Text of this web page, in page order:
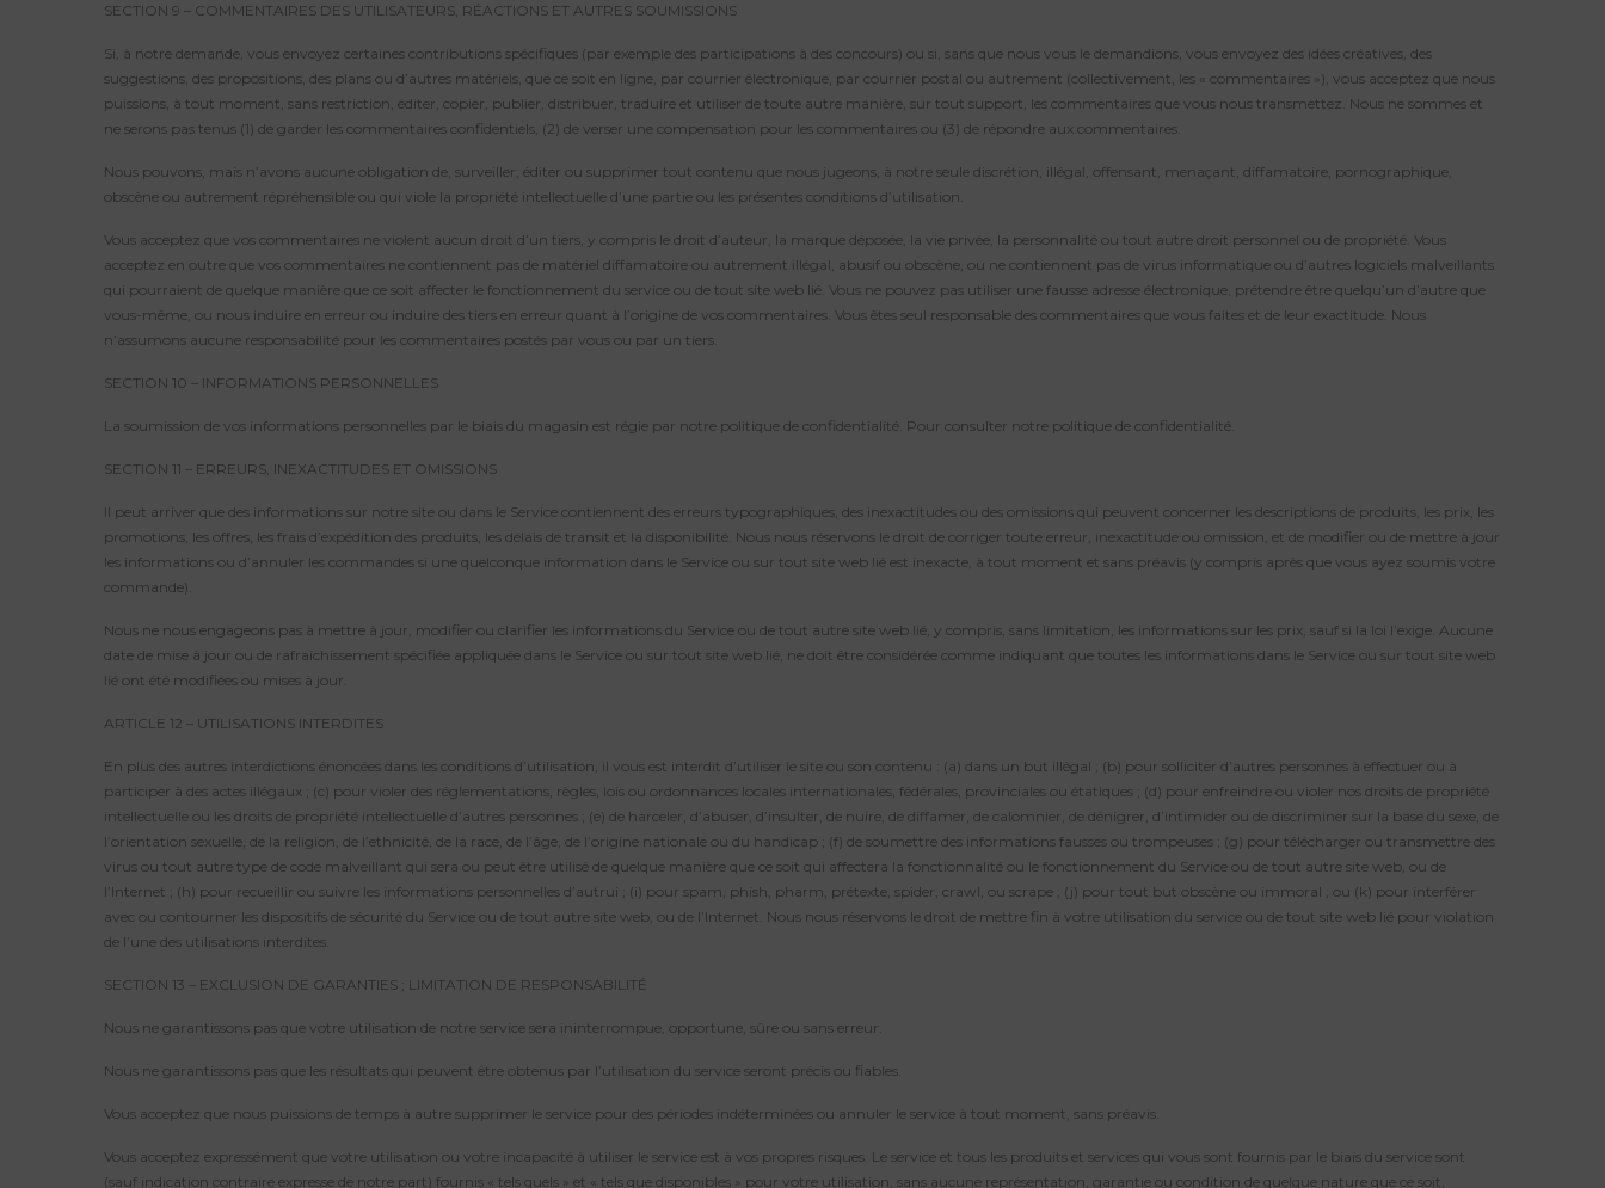
SECTION 9 – COMMENTAIRES DES UTILISATEURS, RÉACTIONS ET AUTRES SOUMISSIONS
Si, à notre demande, vous envoyez certaines contributions spécifiques (par exemple des participations à des concours) ou si, sans que nous vous le demandions, vous envoyez des idées créatives, des
suggestions, des propositions, des plans ou d’autres matériels, que ce soit en ligne, par courrier électronique, par courrier postal ou autrement (collectivement, les « commentaires »), vous acceptez que nous
puissions, à tout moment, sans restriction, éditer, copier, publier, distribuer, traduire et utiliser de toute autre manière, sur tout support, les commentaires que vous nous transmettez. Nous ne sommes et
ne serons pas tenus (1) de garder les commentaires confidentiels, (2) de verser une compensation pour les commentaires ou (3) de répondre aux commentaires.
Nous pouvons, mais n’avons aucune obligation de, surveiller, éditer ou supprimer tout contenu que nous jugeons, à notre seule discrétion, illégal, offensant, menaçant, diffamatoire, pornographique,
obscène ou autrement répréhensible ou qui viole la propriété intellectuelle d’une partie ou les présentes conditions d’utilisation.
Vous acceptez que vos commentaires ne violent aucun droit d’un tiers, y compris le droit d’auteur, la marque déposée, la vie privée, la personnalité ou tout autre droit personnel ou de propriété. Vous
acceptez en outre que vos commentaires ne contiennent pas de matériel diffamatoire ou autrement illégal, abusif ou obscène, ou ne contiennent pas de virus informatique ou d’autres logiciels malveillants
qui pourraient de quelque manière que ce soit affecter le fonctionnement du service ou de tout site web lié. Vous ne pouvez pas utiliser une fausse adresse électronique, prétendre être quelqu’un d’autre que
vous-même, ou nous induire en erreur ou induire des tiers en erreur quant à l’origine de vos commentaires. Vous êtes seul responsable des commentaires que vous faites et de leur exactitude. Nous
n’assumons aucune responsabilité pour les commentaires postés par vous ou par un tiers.
SECTION 10 – INFORMATIONS PERSONNELLES
La soumission de vos informations personnelles par le biais du magasin est régie par notre politique de confidentialité. Pour consulter notre politique de confidentialité.
SECTION 11 – ERREURS, INEXACTITUDES ET OMISSIONS
Il peut arriver que des informations sur notre site ou dans le Service contiennent des erreurs typographiques, des inexactitudes ou des omissions qui peuvent concerner les descriptions de produits, les prix, les
promotions, les offres, les frais d’expédition des produits, les délais de transit et la disponibilité. Nous nous réservons le droit de corriger toute erreur, inexactitude ou omission, et de modifier ou de mettre à jour
les informations ou d’annuler les commandes si une quelconque information dans le Service ou sur tout site web lié est inexacte, à tout moment et sans préavis (y compris après que vous ayez soumis votre
commande).
Nous ne nous engageons pas à mettre à jour, modifier ou clarifier les informations du Service ou de tout autre site web lié, y compris, sans limitation, les informations sur les prix, sauf si la loi l’exige. Aucune
date de mise à jour ou de rafraîchissement spécifiée appliquée dans le Service ou sur tout site web lié, ne doit être considérée comme indiquant que toutes les informations dans le Service ou sur tout site web
lié ont été modifiées ou mises à jour.
ARTICLE 12 – UTILISATIONS INTERDITES
En plus des autres interdictions énoncées dans les conditions d’utilisation, il vous est interdit d’utiliser le site ou son contenu : (a) dans un but illégal ; (b) pour solliciter d’autres personnes à effectuer ou à
participer à des actes illégaux ; (c) pour violer des réglementations, règles, lois ou ordonnances locales internationales, fédérales, provinciales ou étatiques ; (d) pour enfreindre ou violer nos droits de propriété
intellectuelle ou les droits de propriété intellectuelle d’autres personnes ; (e) de harceler, d’abuser, d’insulter, de nuire, de diffamer, de calomnier, de dénigrer, d’intimider ou de discriminer sur la base du sexe, de
l’orientation sexuelle, de la religion, de l’ethnicité, de la race, de l’âge, de l’origine nationale ou du handicap ; (f) de soumettre des informations fausses ou trompeuses ; (g) pour télécharger ou transmettre des
virus ou tout autre type de code malveillant qui sera ou peut être utilisé de quelque manière que ce soit qui affectera la fonctionnalité ou le fonctionnement du Service ou de tout autre site web, ou de
l’Internet ; (h) pour recueillir ou suivre les informations personnelles d’autrui ; (i) pour spam, phish, pharm, prétexte, spider, crawl, ou scrape ; (j) pour tout but obscène ou immoral ; ou (k) pour interférer
avec ou contourner les dispositifs de sécurité du Service ou de tout autre site web, ou de l’Internet. Nous nous réservons le droit de mettre fin à votre utilisation du service ou de tout site web lié pour violation
de l’une des utilisations interdites.
SECTION 13 – EXCLUSION DE GARANTIES ; LIMITATION DE RESPONSABILITÉ
Nous ne garantissons pas que votre utilisation de notre service sera ininterrompue, opportune, sûre ou sans erreur.
Nous ne garantissons pas que les résultats qui peuvent être obtenus par l’utilisation du service seront précis ou fiables.
Vous acceptez que nous puissions de temps à autre supprimer le service pour des périodes indéterminées ou annuler le service à tout moment, sans préavis.
Vous acceptez expressément que votre utilisation ou votre incapacité à utiliser le service est à vos propres risques. Le service et tous les produits et services qui vous sont fournis par le biais du service sont
(sauf indication contraire expresse de notre part) fournis « tels quels » et « tels que disponibles » pour votre utilisation, sans aucune représentation, garantie ou condition de quelque nature que ce soit,